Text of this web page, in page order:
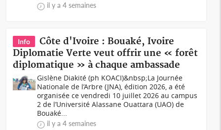
il y a 4 semaines
Info
Côte d'Ivoire : Bouaké, Ivoire
Diplomatie Verte veut offrir une « forêt
diplomatique » à chaque ambassade
Gislène Diakité (ph KOACI)&nbsp;La Journée
Nationale de l’Arbre (JNA), édition 2026, a été
organisée ce vendredi 10 juillet 2026 au campus
2 de l’Université Alassane Ouattara (UAO) de
Bouaké...
il y a 4 semaines